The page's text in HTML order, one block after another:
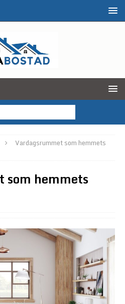
Vardagsrummet som hemmets
som hemmets